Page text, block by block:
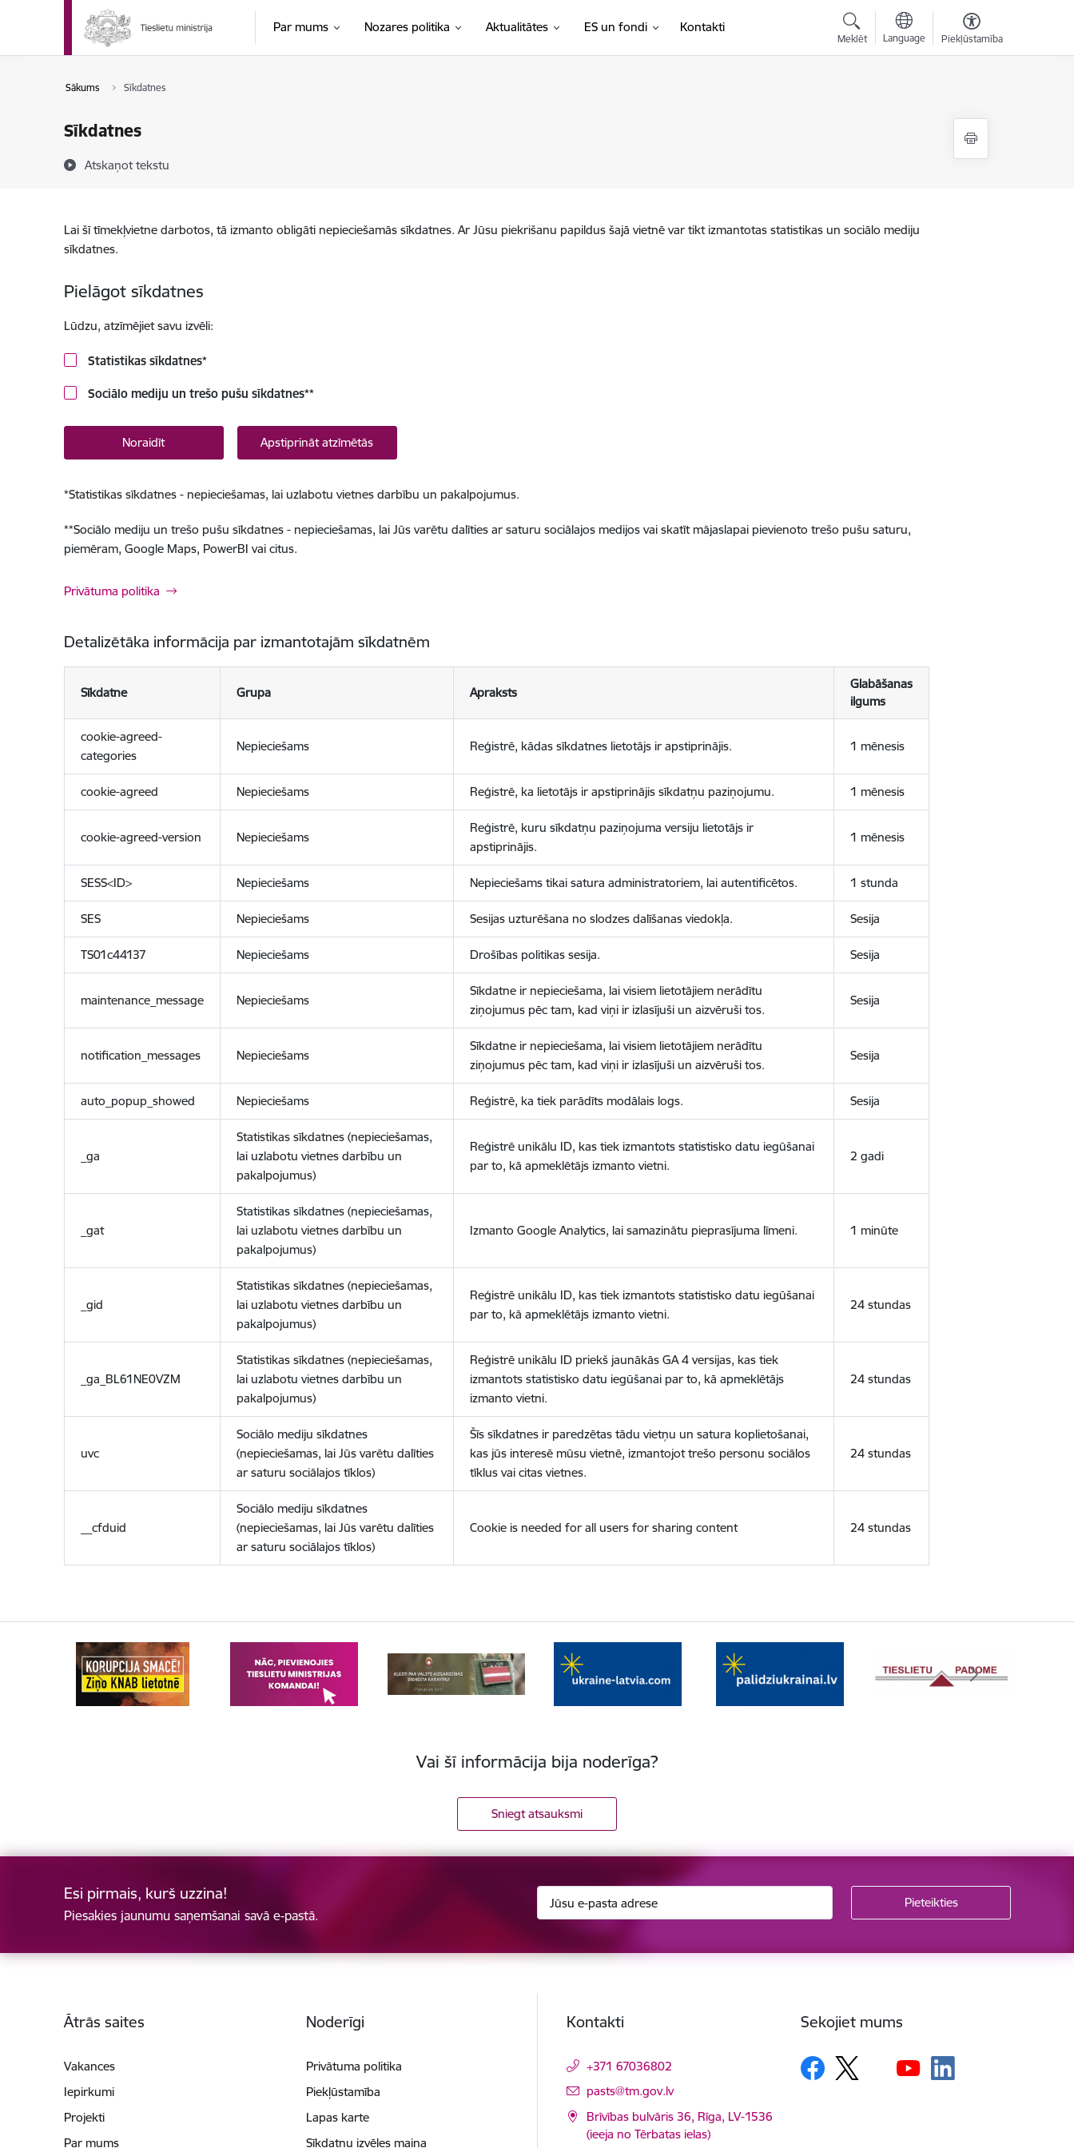
Pāriet uz lapas saturu
Par mums Nozares politika Aktualitātes ES un fondi Kontakti
Meklēt Language Piekļūstamība
Sākums Sīkdatnes
Sīkdatnes
Atskaņot tekstu
Lai šī tīmekļvietne darbotos, tā izmanto obligāti nepieciešamās sīkdatnes. Ar Jūsu piekrišanu papildus šajā vietnē var tikt izmantotas statistikas un sociālo mediju
sīkdatnes.
Pielāgot sīkdatnes
Lūdzu, atzīmējiet savu izvēli:
Statistikas sīkdatnes*
Sociālo mediju un trešo pušu sīkdatnes**
Noraidīt Apstiprināt atzīmētās
*Statistikas sīkdatnes - nepieciešamas, lai uzlabotu vietnes darbību un pakalpojumus.
**Sociālo mediju un trešo pušu sīkdatnes - nepieciešamas, lai Jūs varētu dalīties ar saturu sociālajos medijos vai skatīt mājaslapai pievienoto trešo pušu saturu,
piemēram, Google Maps, PowerBI vai citus.
Privātuma politika
Detalizētāka informācija par izmantotajām sīkdatnēm
Sīkdatne Grupa Apraksts
Glabāšanas
ilgums
cookie-agreed-
categories
Nepieciešams Reģistrē, kādas sīkdatnes lietotājs ir apstiprinājis. 1 mēnesis
cookie-agreed Nepieciešams Reģistrē, ka lietotājs ir apstiprinājis sīkdatņu paziņojumu. 1 mēnesis
cookie-agreed-version Nepieciešams
Reģistrē, kuru sīkdatņu paziņojuma versiju lietotājs ir
apstiprinājis.
1 mēnesis
SESS<ID> Nepieciešams Nepieciešams tikai satura administratoriem, lai autentificētos. 1 stunda
SES Nepieciešams Sesijas uzturēšana no slodzes dalīšanas viedokļa. Sesija
TS01c44137 Nepieciešams Drošības politikas sesija. Sesija
maintenance_message Nepieciešams
Sīkdatne ir nepieciešama, lai visiem lietotājiem nerādītu
ziņojumus pēc tam, kad viņi ir izlasījuši un aizvēruši tos.
Sesija
notification_messages Nepieciešams
Sīkdatne ir nepieciešama, lai visiem lietotājiem nerādītu
ziņojumus pēc tam, kad viņi ir izlasījuši un aizvēruši tos.
Sesija
auto_popup_showed Nepieciešams Reģistrē, ka tiek parādīts modālais logs. Sesija
_ga
Statistikas sīkdatnes (nepieciešamas,
lai uzlabotu vietnes darbību un
pakalpojumus)
Reģistrē unikālu ID, kas tiek izmantots statistisko datu iegūšanai
par to, kā apmeklētājs izmanto vietni.
2 gadi
_gat
Statistikas sīkdatnes (nepieciešamas,
lai uzlabotu vietnes darbību un
pakalpojumus)
Izmanto Google Analytics, lai samazinātu pieprasījuma līmeni. 1 minūte
_gid
Statistikas sīkdatnes (nepieciešamas,
lai uzlabotu vietnes darbību un
pakalpojumus)
Reģistrē unikālu ID, kas tiek izmantots statistisko datu iegūšanai
par to, kā apmeklētājs izmanto vietni.
24 stundas
_ga_BL61NE0VZM
Statistikas sīkdatnes (nepieciešamas,
lai uzlabotu vietnes darbību un
pakalpojumus)
Reģistrē unikālu ID priekš jaunākās GA 4 versijas, kas tiek
izmantots statistisko datu iegūšanai par to, kā apmeklētājs
izmanto vietni.
24 stundas
uvc
Sociālo mediju sīkdatnes
(nepieciešamas, lai Jūs varētu dalīties
ar saturu sociālajos tīklos)
Šīs sīkdatnes ir paredzētas tādu vietņu un satura koplietošanai,
kas jūs interesē mūsu vietnē, izmantojot trešo personu sociālos
tīklus vai citas vietnes.
24 stundas
__cfduid
Sociālo mediju sīkdatnes
(nepieciešamas, lai Jūs varētu dalīties
ar saturu sociālajos tīklos)
Cookie is needed for all users for sharing content 24 stundas
Vai šī informācija bija noderīga?
Sniegt atsauksmi
Esi pirmais, kurš uzzina!
Piesakies jaunumu saņemšanai savā e-pastā.
Ātrās saites
Vakances
Iepirkumi
Projekti
Par mums
Noderīgi
Privātuma politika
Piekļūstamība
Lapas karte
Sīkdatņu izvēles maiņa
Kontakti
+371 67036802
E-pasts:
pasts@tm.gov.lv
Brīvības bulvāris 36, Rīga, LV-1536
(ieeja no Tērbatas ielas)
Sekojiet mums